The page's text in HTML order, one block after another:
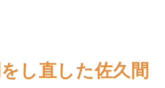
し直した佐久間